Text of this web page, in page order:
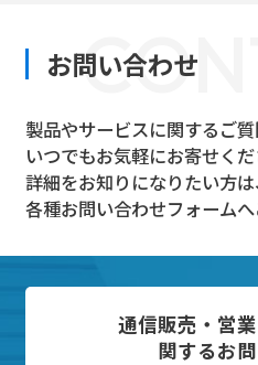
お問い合わせ
製品やサービスに関するご質
いつでもお気軽にお寄せくだ
詳細をお知りになりたい方
各種お問い合わせフォームへ
通信販売・営
関するお